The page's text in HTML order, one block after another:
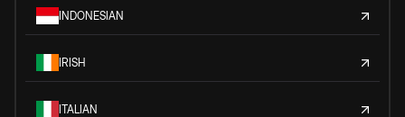
INDONESIAN
IRISH
ITALIAN